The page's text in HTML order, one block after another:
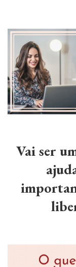
Vai ser